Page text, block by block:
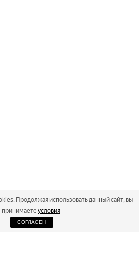
Продолжая использовать данный сайт, вы
принимаете условия
СОГЛАСЕН